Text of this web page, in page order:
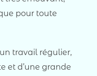
pour toute
travail régulier,
et d’une grande